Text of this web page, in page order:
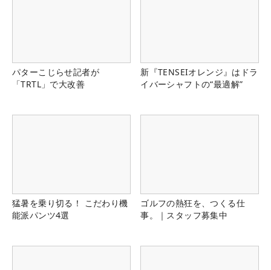
パターこじらせ記者が
「TRTL」で大改善
新『TENSEIオレンジ』はドラ
イバーシャフトの“最適解”
猛暑を乗り切る！ こだわり機
能派パンツ4選
ゴルフの熱狂を、つくる仕
事。｜スタッフ募集中